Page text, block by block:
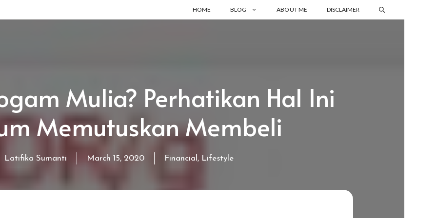
HOME BLOG ABOUT ME DISCLAIMER
Mulia? Perhatikan Hal Ini
Memutuskan Membeli
Latifika Sumanti March 15, 2020 Financial , Lifestyle